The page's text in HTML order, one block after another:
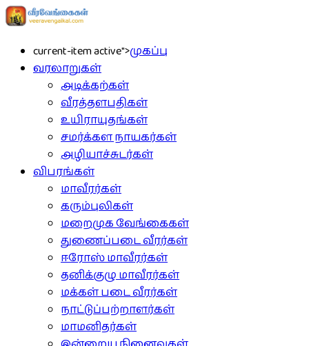
current-item active">முகப்பு
வரலாறுகள்
அடிக்கற்கள்
வீரத்தளபதிகள்
உயிராயுதங்கள்
சமர்க்கள நாயகர்கள்
அழியாச்சுடர்கள்
விபரங்கள்
மாவீரர்கள்
கரும்புலிகள்
மறைமுக வேங்கைகள்
துணைப்படை வீரர்கள்
ஈரோஸ் மாவீரர்கள்
தனிக்குழு மாவீரர்கள்
மக்கள் படை வீரர்கள்
நாட்டுப்பற்றாளர்கள்
மாமனிதர்கள்